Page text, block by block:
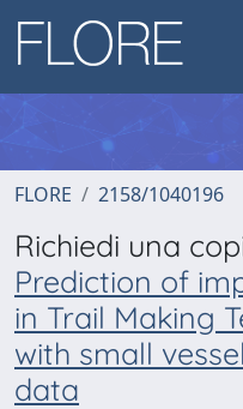
FLORE 2158/1040196
Richiedi una
Prediction of
in Trail Making
with small
data